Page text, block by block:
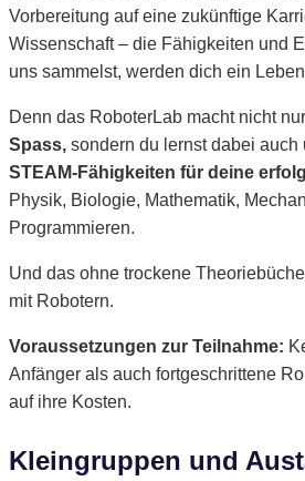
Vorbereitung auf eine zukünftige
Wissenschaft – die Fähigkeiten und
uns sammelst, werden dich ein
Denn das RoboterLab macht nicht nur
Spass, sondern du lernst dabei auch
STEAM-Fähigkeiten für deine
Physik, Biologie, Mathematik,
Programmieren.
Und das ohne trockene
mit Robotern.
Voraussetzungen zur Teilnahme:
Anfänger als auch fortgeschrittene
auf ihre Kosten.
Kleingruppen und